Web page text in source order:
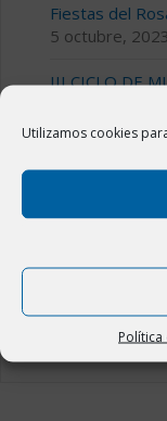
Utilizamos cookies
Política
Fiestas del
5 octubre, 2023
III CICLO DE
11 julio, 2023
Fiestas de San
El Plan “La